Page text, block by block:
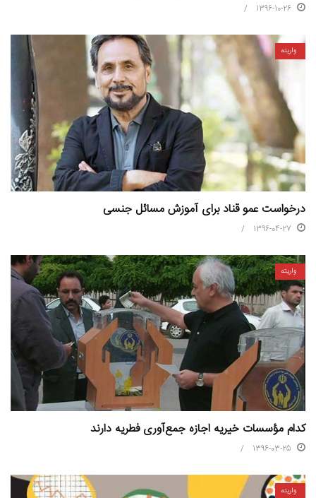
1396-10-26
واریته
درخواست عمو قناد برای آموزش مسائل جنسی
1396-04-27
واریته
کدام مؤسسات خیریه‌ اجازه جمع‌آوری فطریه دارند
1396-03-25
واریته